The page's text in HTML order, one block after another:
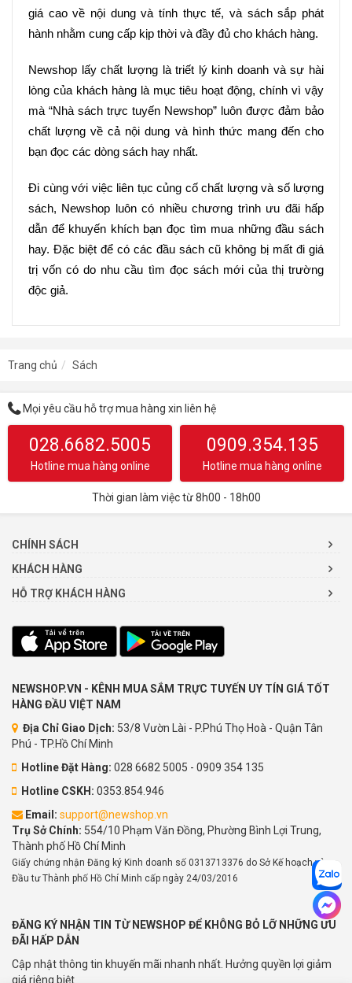
giá cao về nội dung và tính thực tế, và sách sắp phát
hành nhằm cung cấp kịp thời và đầy đủ cho khách hàng.
Newshop lấy chất lượng là triết lý kinh doanh và sự hài
lòng của khách hàng là mục tiêu hoạt động, chính vì vậy
mà “Nhà sách trực tuyến Newshop” luôn được đảm bảo
chất lượng về cả nội dung và hình thức mang đến cho
bạn đọc các dòng sách hay nhất.
Đi cùng với việc liên tục củng cố chất lượng và số lượng
sách, Newshop luôn có nhiều chương trình ưu đãi hấp
dẫn để khuyến khích bạn đọc tìm mua những đầu sách
hay. Đặc biệt để có các đầu sách cũ không bị mất đi giá
trị vốn có do nhu cầu tìm đọc sách mới của thị trường
độc giả.
Trang chủ Sách
Mọi yêu cầu hỗ trợ mua hàng xin liên hệ
028.6682.5005
Hotline mua hàng online
0909.354.135
Hotline mua hàng online
Thời gian làm việc từ 8h00 - 18h00
CHÍNH SÁCH
KHÁCH HÀNG
HỖ TRỢ KHÁCH HÀNG
NEWSHOP.VN - KÊNH MUA SẮM TRỰC TUYẾN UY TÍN GIÁ TỐT
HÀNG ĐẦU VIỆT NAM
Địa Chỉ Giao Dịch: 53/8 Vườn Lài - P.Phú Thọ Hoà - Quận Tân
Phú - TP.Hồ Chí Minh
Hotline Đặt Hàng: 028 6682 5005 - 0909 354 135
Hotline CSKH: 0353.854.946
Email: support@newshop.vn
Trụ Sở Chính: 554/10 Phạm Văn Đồng, Phường Bình Lợi Trung,
Thành phố Hồ Chí Minh
Giấy chứng nhận Đăng ký Kinh doanh số 0313713376 do Sở Kế hoạch và
Đầu tư Thành phố Hồ Chí Minh cấp ngày 24/03/2016
ĐĂNG KÝ NHẬN TIN TỪ NEWSHOP ĐỂ KHÔNG BỎ LỠ NHỮNG ƯU
ĐÃI HẤP DẪN
Cập nhật thông tin khuyến mãi nhanh nhất. Hưởng quyền lợi giảm
giá riêng biệt